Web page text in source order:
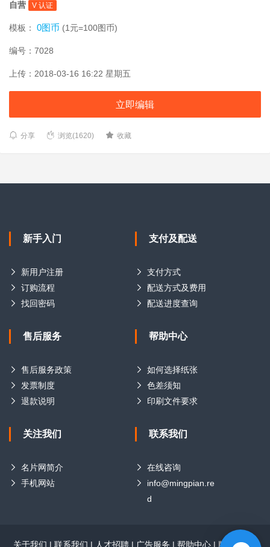
自营 V 认证
模板： 0图币 (1元=100图币)
编号：7028
上传：2018-03-16 16:22 星期五
立即编辑
分享 浏览(1620) 收藏
新手入门
新用户注册
订购流程
找回密码
支付及配送
支付方式
配送方式及费用
配送进度查询
售后服务
售后服务政策
发票制度
退款说明
帮助中心
如何选择纸张
色差须知
印刷文件要求
关注我们
名片网简介
手机网站
联系我们
在线咨询
info@mingpian.re
d
关于我们 | 联系我们 | 人才招聘 | 广告服务 | 帮助中心 | 版权声明